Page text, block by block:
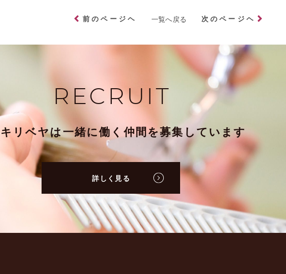
前のページヘ 一覧へ戻る 次のページヘ
RECRUIT
リベヤは一緒に働く仲間を募集しています
詳しく見る